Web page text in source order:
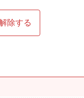
除する